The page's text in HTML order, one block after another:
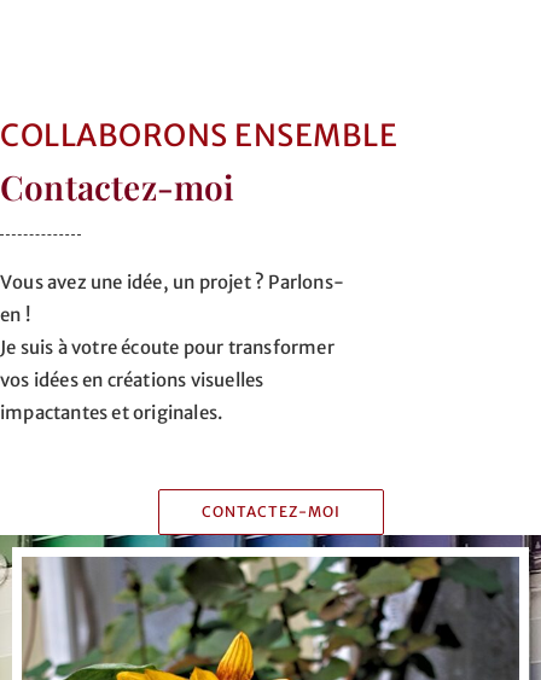
COLLABORONS ENSEMBLE
Contactez-moi
Vous avez une idée, un projet ? Parlons-
en !
Je suis à votre écoute pour transformer
vos idées en créations visuelles
impactantes et originales.
CONTACTEZ-MOI